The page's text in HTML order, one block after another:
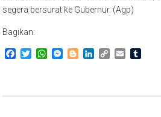
segera bersurat ke Gubernur. (Agp)
Bagikan:
Facebook
TwitterWhatsApp
Messenger
BloggerLinkedIn
CopyEmail